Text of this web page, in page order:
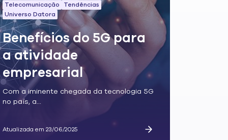
Telecomunicação
Tendências
Universo Datora
Benefícios do 5G para
a atividade
empresarial
Com a iminente chegada da tecnologia 5G
no país, a...
Atualizada em 23/06/2025